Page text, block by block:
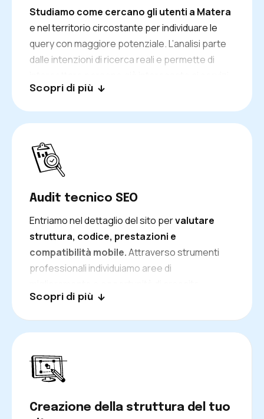
Studiamo come cercano gli utenti a Matera
e nel territorio circostante per individuare le
query con maggiore potenziale. L’analisi parte
dalle intenzioni di ricerca reali e permette di
offerti. In questo modo il traffico che raggiunge
Scopri di più
Audit tecnico SEO
Entriamo nel dettaglio del sito pervalutare
struttura, codice, prestazioni e
compatibilità mobile.Attraverso strumenti
professionali individuiamo aree di
creando una base tecnica solida su cui
Scopri di più
Creazione della struttura del tuo